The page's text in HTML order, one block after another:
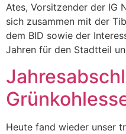
Ates, Vorsitzender der IG
sich zusammen mit der
dem BID sowie der
Jahren für den Stadtteil
Heute fand wieder unser